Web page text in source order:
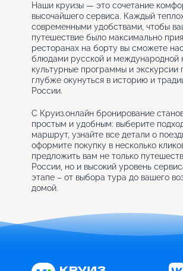
Наши круизы — это сочетание
высочайшего сервиса. Каждый
современными удобствами, чтобы
путешествие было максимально
ресторанах на борту вы сможете
блюдами русской и международной
культурные программы и экскурсии
глубже окунуться в историю и
России.
С Круиз.онлайн бронирование
простым и удобным: выберите
маршрут, узнайте все детали о
оформите покупку в несколько
предложить вам не только
России, но и высокий уровень
этапе – от выбора тура до вашего
домой.